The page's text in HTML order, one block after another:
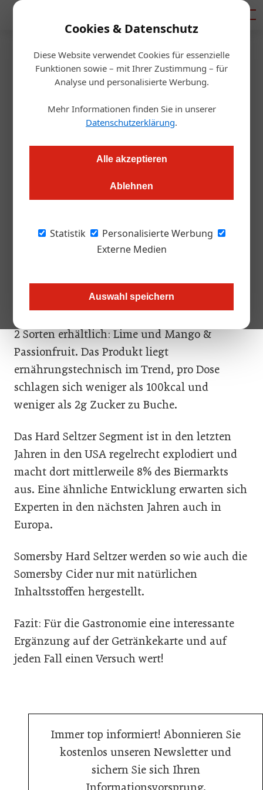
Cookies & Datenschutz
Diese Website verwendet Cookies für essenzielle
Funktionen sowie – mit Ihrer Zustimmung – für
Analyse und personalisierte Werbung.
Mehr Informationen finden Sie in unserer
Datenschutzerklärung.
Alle akzeptieren
Ablehnen
Statistik
Personalisierte Werbung
Externe Medien
Auswahl speichern
Startseite/Handel & Hersteller
Neu am Markt: Somersby Hard
Seltzer
Das US-Kultgetränk macht sich in der heimischen
Gastronomie breit, mit gutem Grund.
Wer sich unter dem Namen „Hard Seltzer“
nichts vorstellen kann, hier die kürzest
um alkoholhältiges Mineralwasser.
2 Sorten erhältlich: Lime und Mango &
Passionfruit. Das Produkt liegt
ernährungstechnisch im Trend, pro Dose
schlagen sich weniger als 100kcal und
weniger als 2g Zucker zu Buche.
Das Hard Seltzer Segment ist in den letzten
Jahren in den USA regelrecht explodiert und
macht dort mittlerweile 8% des Biermarkts
aus. Eine ähnliche Entwicklung erwarten sich
Experten in den nächsten Jahren auch in
Europa.
Somersby Hard Seltzer werden so wie auch die
Somersby Cider nur mit natürlichen
Inhaltsstoffen hergestellt.
Fazit: Für die Gastronomie eine interessante
Ergänzung auf der Getränkekarte und auf
jeden Fall einen Versuch wert!
Immer top informiert! Abonnieren Sie
kostenlos unseren Newsletter und
sichern Sie sich Ihren